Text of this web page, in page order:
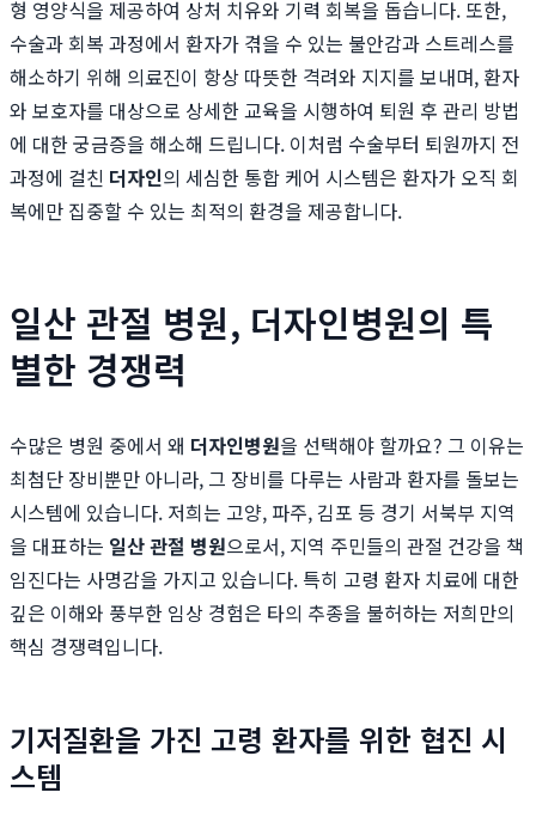
형 영양식을 제공하여 상처 치유와 기력 회복을 돕습니다. 또한,
수술과 회복 과정에서 환자가 겪을 수 있는 불안감과 스트레스를
해소하기 위해 의료진이 항상 따뜻한 격려와 지지를 보내며, 환자
와 보호자를 대상으로 상세한 교육을 시행하여 퇴원 후 관리 방법
에 대한 궁금증을 해소해 드립니다. 이처럼 수술부터 퇴원까지 전
과정에 걸친 더자인의 세심한 통합 케어 시스템은 환자가 오직 회
복에만 집중할 수 있는 최적의 환경을 제공합니다.
일산 관절 병원, 더자인병원의 특
별한 경쟁력
수많은 병원 중에서 왜 더자인병원을 선택해야 할까요? 그 이유는
최첨단 장비뿐만 아니라, 그 장비를 다루는 사람과 환자를 돌보는
시스템에 있습니다. 저희는 고양, 파주, 김포 등 경기 서북부 지역
을 대표하는 일산 관절 병원으로서, 지역 주민들의 관절 건강을 책
임진다는 사명감을 가지고 있습니다. 특히 고령 환자 치료에 대한
깊은 이해와 풍부한 임상 경험은 타의 추종을 불허하는 저희만의
핵심 경쟁력입니다.
기저질환을 가진 고령 환자를 위한 협진 시
스템